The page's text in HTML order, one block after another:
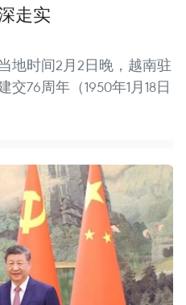
走实
地时间2月2日晚，越南驻
76周年（1950年1月18日